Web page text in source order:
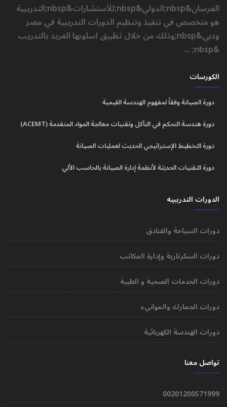
الفرسان&nbsp;الدولي&nbsp;للأستشارات&nbsp;التدريبية
هو متخصص في تنفيذ وتنظيم الدورات التدريبية في مصر
ودبي&nbsp;وذلك من خلال تطبيق اسلوبها الفريد بالتدريب
&nbsp; ...
الكورسات
دورة الصيانة وفقاً لمفهوم الهندسة القيمية
دورة هندسة التحكم في التآكل وتقنيات معالجة المواد المتقدمة (ACEMT)
دورة التخطيط الإستراتيجي الحديث لعمليات الصيانة
دورة التقنيات الحديثة لأنظمة إدارة الصيانة بالحاسب الألي
الدورات التدريبيه
دورات السياحة والفنادق
دورات السكرتارية وإدارة المكاتب
دورات الخدمات الصحية و الطبية
دورات الجمارك والموانيء
دورات الهندسة الكهربائية
تواصل معنا
00201200571999